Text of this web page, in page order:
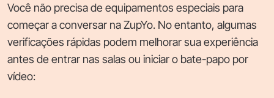
Você não precisa de equipamentos especiais para
começar a conversar na ZupYo. No entanto, algumas
verificações rápidas podem melhorar sua experiência
antes de entrar nas salas ou iniciar o bate-papo por
vídeo: